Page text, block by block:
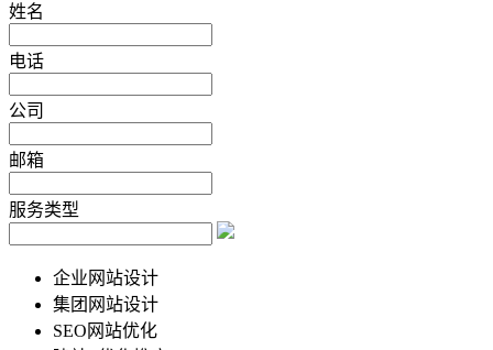
姓名
电话
公司
邮箱
服务类型
企业网站设计
集团网站设计
SEO网站优化